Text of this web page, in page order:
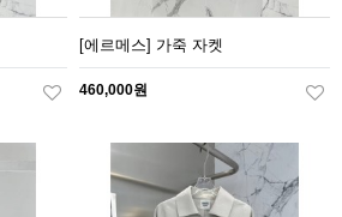
[에르메스] 가죽 자켓
460,000원